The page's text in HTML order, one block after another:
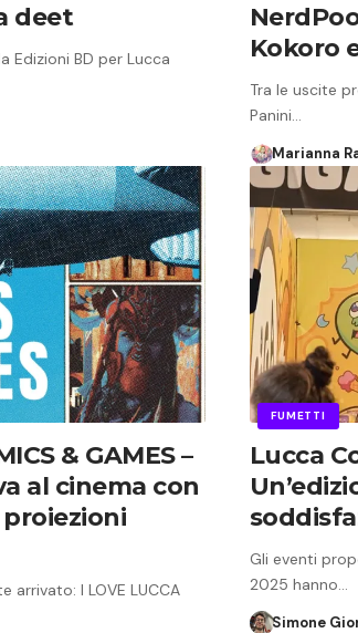
deet
Edizioni BD per Lucca
Kokoro
Tra le uscite
Panini…
Marianna
& GAMES –
al cinema con
arrivato: I LOVE LUCCA
FUMETTI
Lucca
Gli eventi
2025 hanno…
Simone